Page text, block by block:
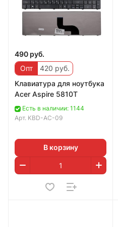
490 руб.
Опт
420 руб.
Клавиатура для ноутбука
Acer Aspire 5810T
Есть в наличии: 1144
Арт. KBD-AC-09
В корзину